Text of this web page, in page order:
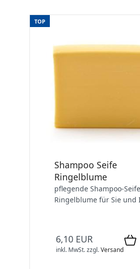
TOP
Shampoo Seife
Ringelblume
pflegende Shampoo-Seife
Ringelblume für Sie und
6,10 EUR
inkl. MwSt.zzgl.Versand